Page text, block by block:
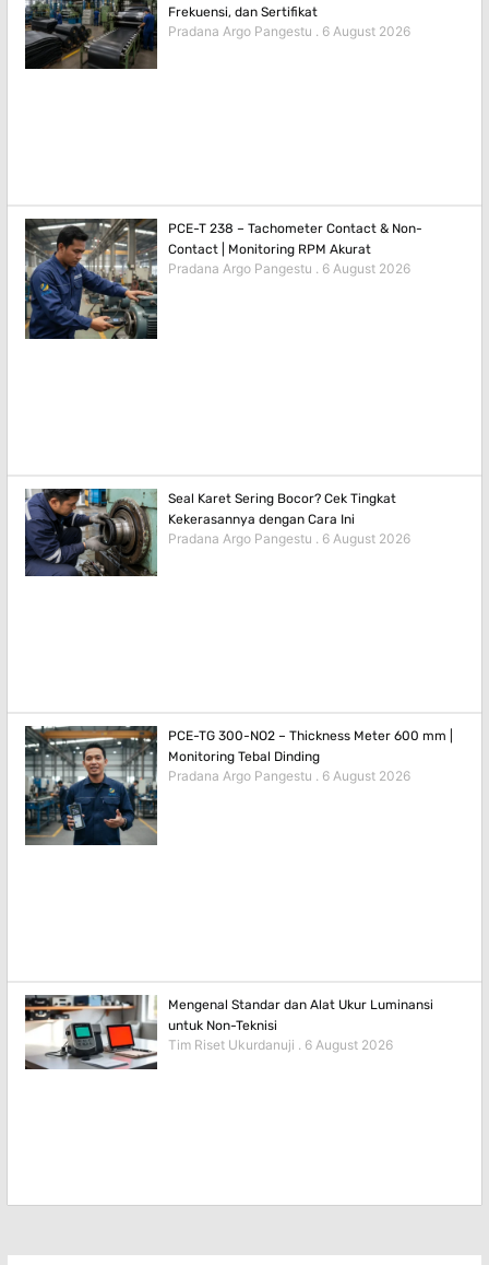
Frekuensi, dan Sertifikat
Pradana Argo Pangestu 6 August 2026
PCE-T 238 – Tachometer Contact & Non-
Contact | Monitoring RPM Akurat
Pradana Argo Pangestu 6 August 2026
Seal Karet Sering Bocor? Cek Tingkat
Kekerasannya dengan Cara Ini
Pradana Argo Pangestu 6 August 2026
PCE-TG 300-NO2 – Thickness Meter 600 mm |
Monitoring Tebal Dinding
Pradana Argo Pangestu 6 August 2026
Mengenal Standar dan Alat Ukur Luminansi
untuk Non-Teknisi
Tim Riset Ukurdanuji 6 August 2026